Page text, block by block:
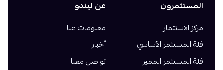
المستثمرون
مركز الاستثمار
فئة المستثمر الأساسي
فئة المستثمر المميز
عن ليندو
معلومات عنا
أخبار
تواصل معنا